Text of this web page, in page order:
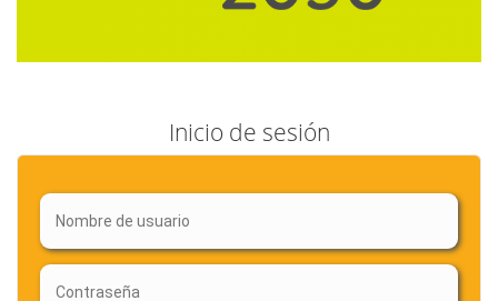
Inicio de sesión